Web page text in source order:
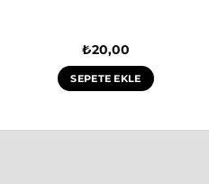
₺20,00
SEPETE EKLE